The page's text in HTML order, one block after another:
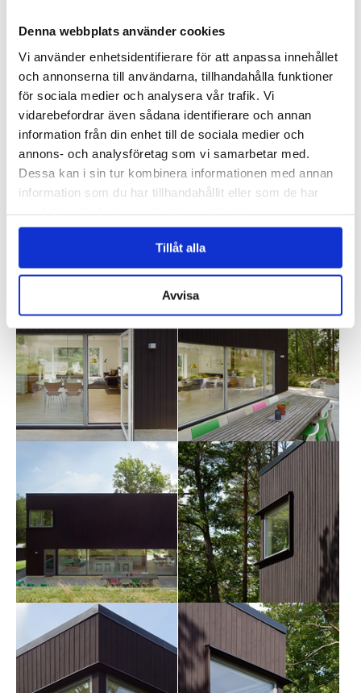
Denna webbplats använder cookies
Vi använder enhetsidentifierare för att anpassa innehållet
och annonserna till användarna, tillhandahålla funktioner
för sociala medier och analysera vår trafik. Vi
vidarebefordrar även sådana identifierare och annan
information från din enhet till de sociala medier och
annons- och analysföretag som vi samarbetar med.
Dessa kan i sin tur kombinera informationen med annan
information som du har tillhandahållit eller som de har
Tillåt alla
Avvisa